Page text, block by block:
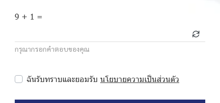
9 + 1 =
กรุณากรอกคำตอบของคุณ
ฉันรับทราบและยอมรับ นโยบายความเป็นส่วนตัว